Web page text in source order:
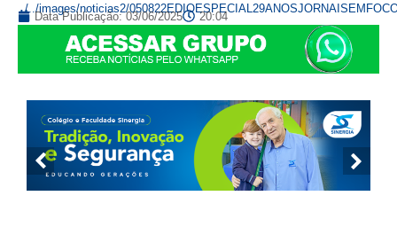
../../images/noticias2/
Data Publicação:03/06/2025 20:04